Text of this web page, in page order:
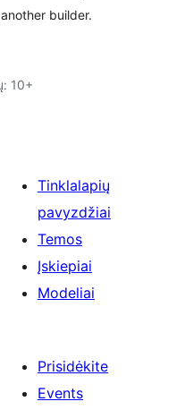
builder.
10+
Tinklalapių
pavyzdžiai
Temos
Įskiepiai
Modeliai
Prisidėkite
Events